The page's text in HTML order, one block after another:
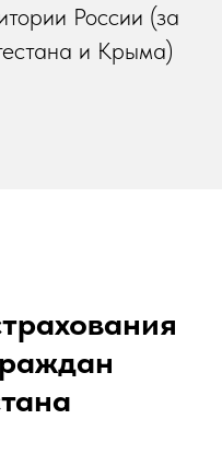
России (за
и Крыма)